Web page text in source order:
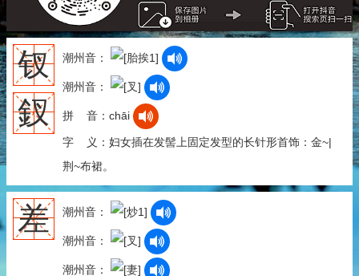
钗
釵
潮州音：
潮州音：
拼 音：chāi
字 义：妇女插在发髻上固定发型的长针形首饰：金~|
荆~布裙。
差 潮州音：
潮州音：
潮州音：